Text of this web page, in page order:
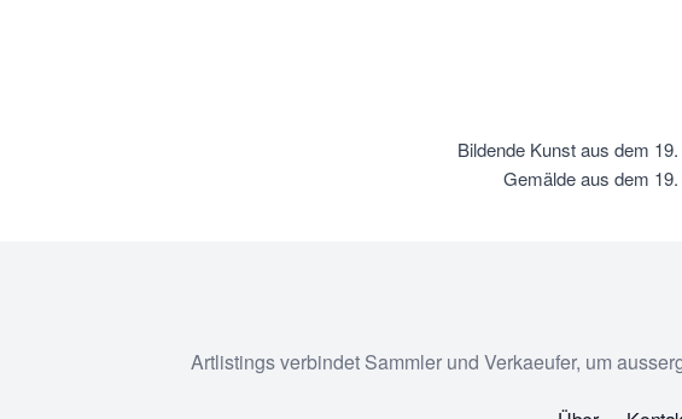
Bildende Kunst aus dem
Gemälde aus dem
Artlistings verbindet Sammler und Verkaeufer, um